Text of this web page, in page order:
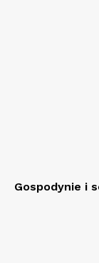
Gospodynie i